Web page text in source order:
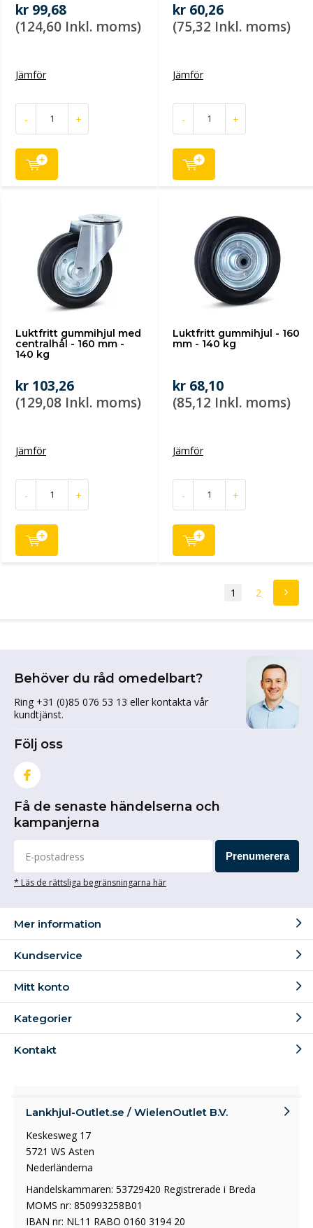
kr 99,68
(124,60 Inkl. moms)
Jämför
- +
kr 60,26
(75,32 Inkl. moms)
Jämför
- +
Luktfritt gummihjul med
centralhål - 160 mm -
140 kg
kr 103,26
(129,08 Inkl. moms)
Jämför
- +
Luktfritt gummihjul - 160
mm - 140 kg
kr 68,10
(85,12 Inkl. moms)
Jämför
- +
1 2
Behöver du råd omedelbart?
Ring +31 (0)85 076 53 13 eller kontakta vår
kundtjänst.
Följ oss
Få de senaste händelserna och
kampanjerna
Prenumerera
* Läs de rättsliga begränsningarna här
Mer information
Kundservice
Mitt konto
Kategorier
Kontakt
Lankhjul-Outlet.se / WielenOutlet B.V.
Keskesweg 17
5721 WS Asten
Nederländerna
Handelskammaren: 53729420 Registrerade i Breda
MOMS nr: 850993258B01
IBAN nr: NL11 RABO 0160 3194 20